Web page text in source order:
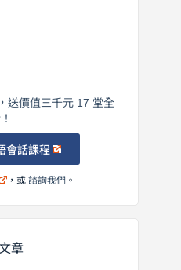
送價值三千元 17 堂全
會話課程
，或諮詢我們 。
章